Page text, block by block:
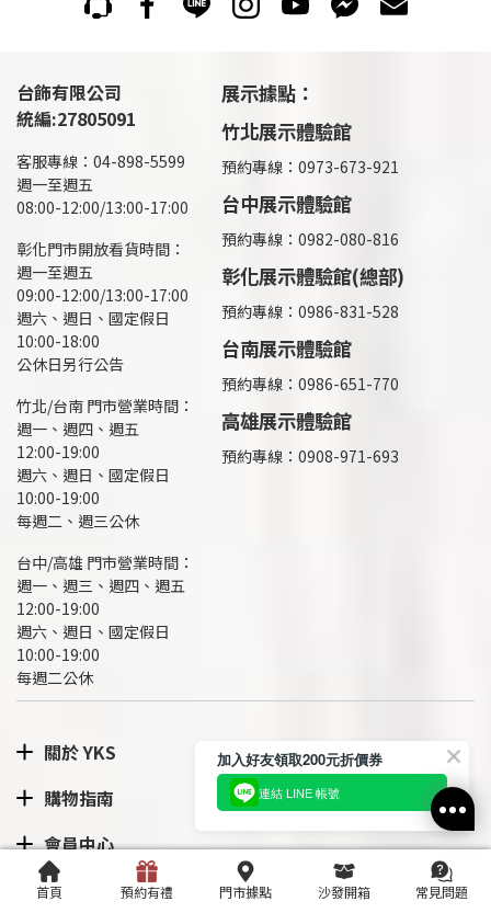
台飾有限公司
統編:27805091
客服專線：04-898-5599
週一至週五
08:00-12:00/13:00-17:00
彰化門市開放看貨時間：
週一至週五
09:00-12:00/13:00-17:00
週六、週日、國定假日
10:00-18:00
公休日另行公告
竹北/台南 門市營業時間：
週一、週四、週五
12:00-19:00
週六、週日、國定假日
10:00-19:00
每週二、週三公休
台中/高雄 門市營業時間：
週一、週三、週四、週五
12:00-19:00
週六、週日、國定假日
10:00-19:00
每週二公休
展示據點：
竹北展示體驗館
預約專線：0973-673-921
台中展示體驗館
預約專線：0982-080-816
彰化展示體驗館(總部)
預約專線： 0986-831-528
台南展示體驗館
預約專線：0986-651-770
高雄展示體驗館
預約專線： 0908-971-693
關於 YKS
購物指南
會員中心
隱私政策
首頁 預約有禮 門市據點 沙發開箱 常見問題
加入好友領取200元折價券
連結 LINE 帳號